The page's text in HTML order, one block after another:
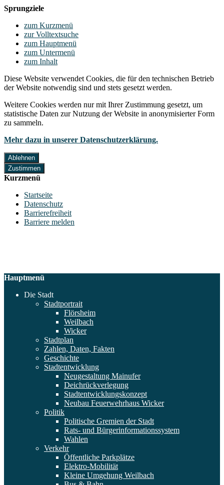
Sprungziele
zum Kurzmenü
zur Volltextsuche
zum Hauptmenü
zum Untermenü
zum Inhalt
Diese Website verwendet Cookies, die für den technischen Betrieb
der Website notwendig sind und stets gesetzt werden.
Weitere Cookies werden nur mit Ihrer Zustimmung gesetzt, um
statistische Daten zur Nutzung der Website in anonymisierter Form
zu sammeln.
Mehr dazu in unserer Datenschutzerklärung.
Ablehnen
Zustimmen
Kurzmenü
Startseite
Datenschutz
Barrierefreiheit
Barriere melden
Hauptmenü
Die Stadt
Stadtportrait
Flörsheim
Weilbach
Wicker
Stadtplan
Zahlen, Daten, Fakten
Geschichte
Stadtentwicklung
Neugestaltung Mainufer
Deichrückverlegung
Stadtentwicklungskonzept
Neubau Feuerwehrhaus Wicker
Politik
Politische Gremien der Stadt
Rats- und Bürgerinformationssystem
Wahlen
Verkehr
Öffentliche Parkplätze
Elektro-Mobilität
Kleine Umgehung Weilbach